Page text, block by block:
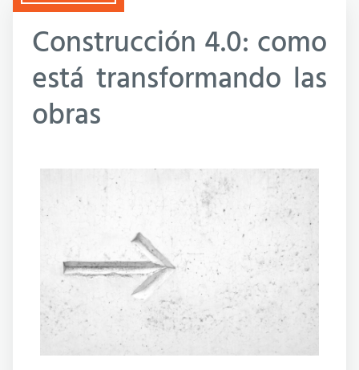
Construcción 4.0: como
está transformando las
obras